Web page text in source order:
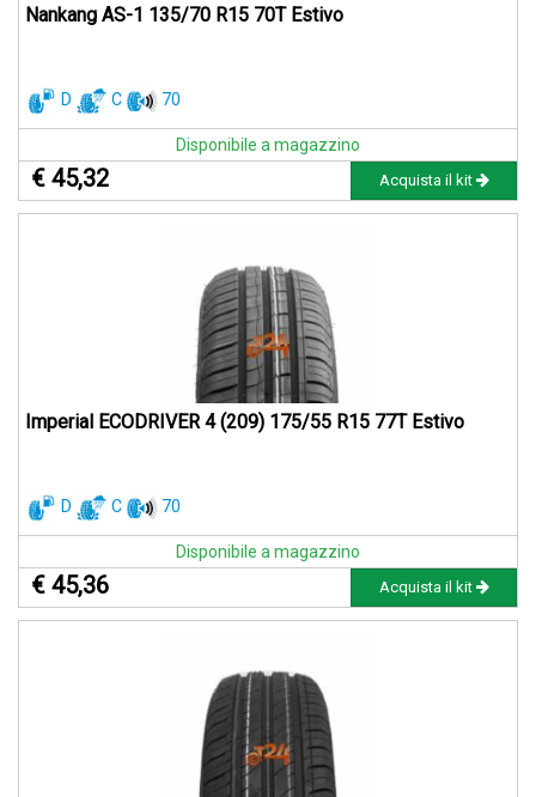
Nankang AS-1 135/70 R15 70T Estivo
D C 70
Disponibile a magazzino
€ 45,32 Acquista il kit
Imperial ECODRIVER 4 (209) 175/55 R15 77T Estivo
D C 70
Disponibile a magazzino
€ 45,36 Acquista il kit